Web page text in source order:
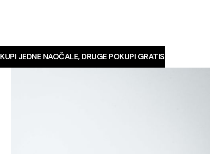
KUPI JEDNE NAOČALE, DRUGE POKUPI GRATIS